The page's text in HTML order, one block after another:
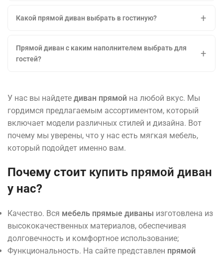
Какой прямой диван выбрать в гостиную?
Прямой диван с каким наполнителем выбрать для
гостей?
У нас вы найдете диван прямой на любой вкус. Мы
гордимся предлагаемым ассортиментом, который
включает модели различных стилей и дизайна. Вот
почему мы уверены, что у нас есть мягкая мебель,
который подойдет именно вам.
Почему стоит купить прямой диван
у нас?
Качество. Вся мебель прямые диваны изготовлена из
высококачественных материалов, обеспечивая
долговечность и комфортное использование;
Функциональность. На сайте представлен прямой